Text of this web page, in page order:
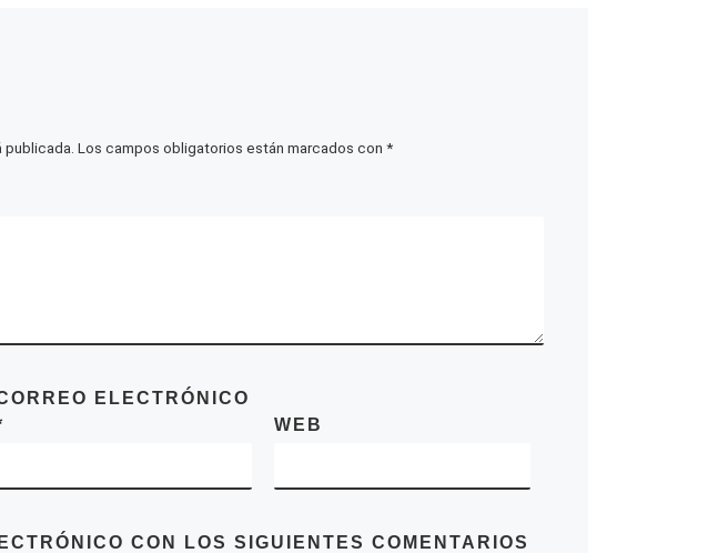
Los campos obligatorios están marcados con *
ELECTRÓNICO
WEB
CON LOS SIGUIENTES COMENTARIOS